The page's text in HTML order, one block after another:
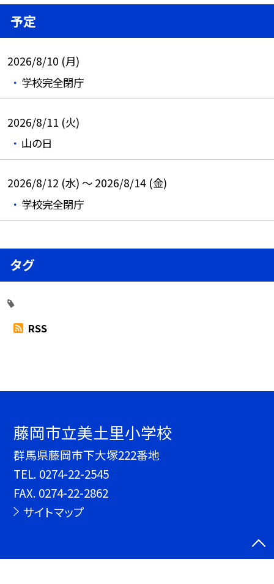
予定
2026/8/10 (月)
学校完全閉庁
2026/8/11 (火)
山の日
2026/8/12 (水) ～ 2026/8/14 (金)
学校完全閉庁
タグ
RSS
藤岡市立美土里小学校
群馬県藤岡市下大塚222番地
TEL. 0274-22-2545
FAX. 0274-22-2862
サイトマップ